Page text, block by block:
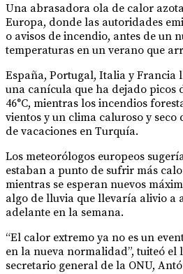
Una abrasadora ola de calor
Europa, donde las autoridades
o avisos de incendio, antes de un
temperaturas en un verano que
España, Portugal, Italia y Francia
una canícula que ha dejado picos
46°C, mientras los incendios
vientos y un clima caluroso y seco
de vacaciones en Turquía.
Los meteorólogos europeos
estaban a punto de sufrir más
mientras se esperan nuevos
algo de lluvia que llevaría alivio a
adelante en la semana.
“El calor extremo ya no es un
en la nueva normalidad”, tuiteó
secretario general de la ONU,